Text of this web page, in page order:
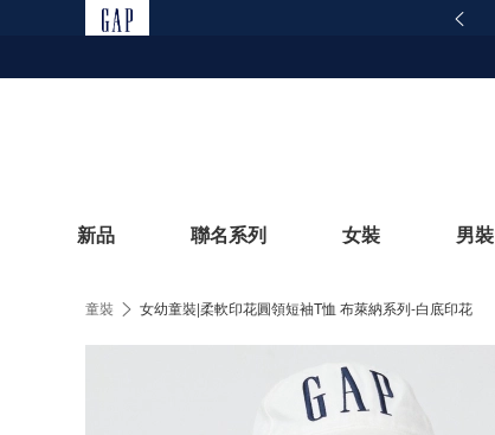
仿冒網站提醒｜Gap 官方網站聲明
立即選購
新品 聯名系列 女裝 男裝
童裝 女幼童裝|柔軟印花圓領短袖T恤 布萊納系列-白底印花